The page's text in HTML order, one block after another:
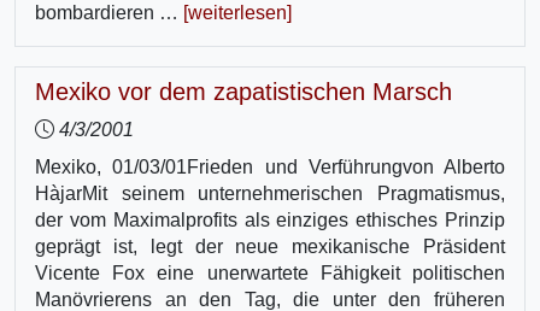
bombardieren … [weiterlesen]
Mexiko vor dem zapatistischen Marsch
4/3/2001
Mexiko, 01/03/01Frieden und Verführungvon Alberto
Hà­jarMit seinem unternehmerischen Pragmatismus,
der vom Maximalprofits als einziges ethisches Prinzip
geprägt ist, legt der neue mexikanische Präsident
Vicente Fox eine unerwartete Fähigkeit politischen
Manövrierens an den Tag, die unter den früheren